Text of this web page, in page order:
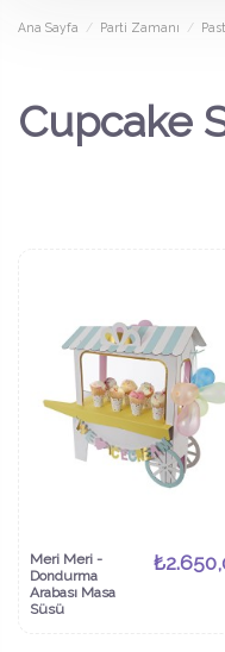
Ana Sayfa Parti Zamanı
Cupcake
Meri Meri -
Dondurma
Arabası Masa
Süsü